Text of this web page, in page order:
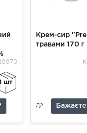
шт
Крем-сир
травами 170 г
Д2